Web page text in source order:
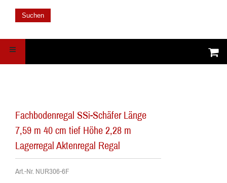
Suchen
Fachbodenregal SSi-Schäfer Länge
7,59 m 40 cm tief Höhe 2,28 m
Lagerregal Aktenregal Regal
Art.-Nr. NUR306-6F